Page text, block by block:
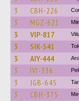
3 CBH-226
3 MGZ-621
3 VIP-817
3 SIK-341
3 AIY-444
3 IVI-336
3 JGB-645
3 CBH-375